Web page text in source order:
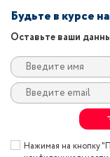
Будьте в курсе
Оставьте ваши
Нажимая на кнопку